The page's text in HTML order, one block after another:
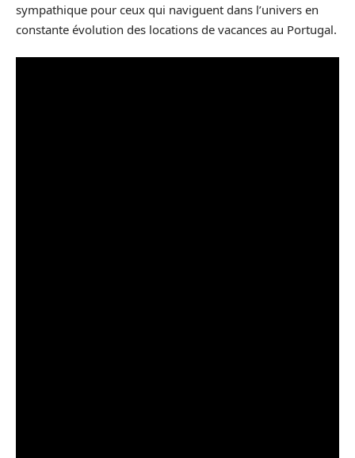
sympathique pour ceux qui naviguent dans l’univers en
constante évolution des locations de vacances au Portugal.